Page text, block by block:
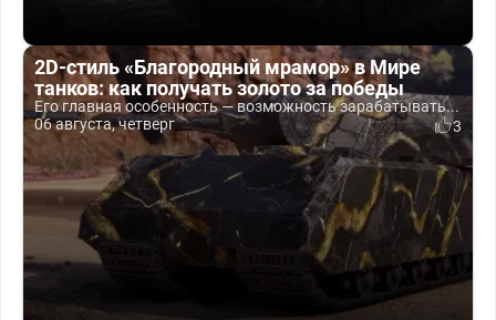
2D-стиль «Благородный мрамор» в Мире
танков: как получать золото за победы
Его главная особенность — возможность зарабатывать...
06 августа, четверг
3